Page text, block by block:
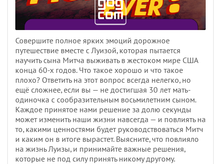
Совершите полное ярких эмоций дорожное
путешествие вместе с Луизой, которая пытается
научить сына Митча выживать в жестоком мире США
конца 60-х годов. Что такое хорошо и что такое
плохо? Ответить на этот вопрос всегда нелегко, но
ещё сложнее, если вы — не достигшая 30 лет мать-
одиночка с сообразительным восьмилетним сыном.
Каждое принятое нами решение за долю секунды
может изменить наши жизни навсегда — и повлиять на
то, какими ценностями будет руководствоваться Митч
и каким он в итоге вырастет. Выясните, что повлияло
на жизнь Луизы, и принимайте важные решения,
которые не под силу принять никому другому.